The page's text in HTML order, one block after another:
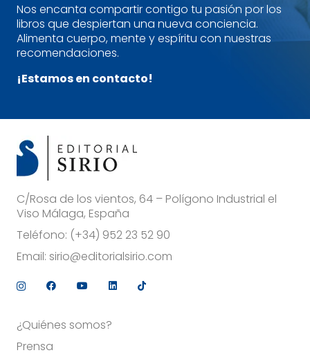
Nos encanta compartir contigo tu pasión por los
libros que despiertan una nueva conciencia.
Alimenta cuerpo, mente y espíritu con nuestras
recomendaciones.
¡Estamos en contacto!
C/Rosa de los vientos, 64 – Polígono Industrial el
Viso Málaga, España
Teléfono: (+34) 952 23 52 90
Email: sirio@editorialsirio.com
¿Quiénes somos?
Prensa